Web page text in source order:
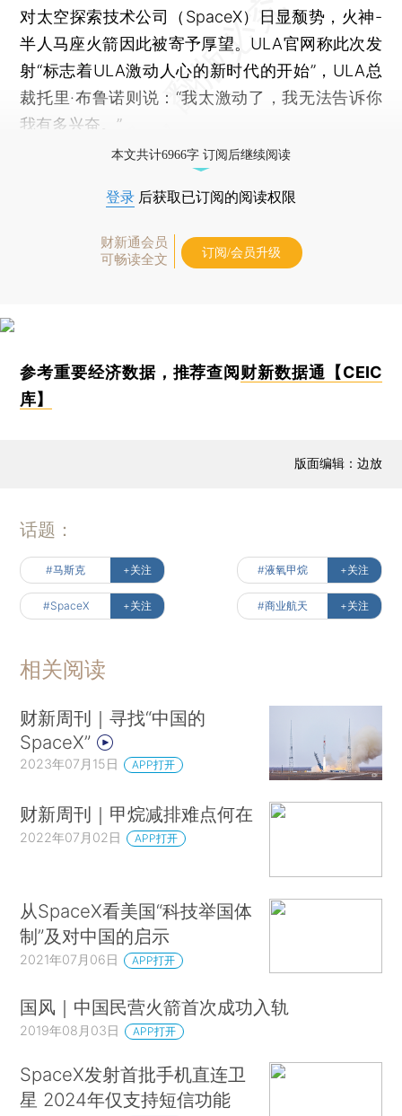
对太空探索技术公司（SpaceX）日显颓势，火神-
半人马座火箭因此被寄予厚望。ULA官网称此次发
射“标志着ULA激动人心的新时代的开始”，ULA总
裁托里·布鲁诺则说：“我太激动了，我无法告诉你
我有多兴奋。”
本文共计6966字 订阅后继续阅读
登录 后获取已订阅的阅读权限
财新通会员
可畅读全文
订阅/会员升级
参考重要经济数据，推荐查阅 财新数据通【CEIC
库】
版面编辑：边放
话题：
#马斯克 +关注 #液氧甲烷 +关注
#SpaceX +关注 #商业航天 +关注
相关阅读
财新周刊｜寻找“中国的
SpaceX”
2023年07月15日 APP打开
财新周刊｜甲烷减排难点何在
2022年07月02日 APP打开
从SpaceX看美国“科技举国体
制”及对中国的启示
2021年07月06日 APP打开
国风｜中国民营火箭首次成功入轨
2019年08月03日 APP打开
SpaceX发射首批手机直连卫
星 2024年仅支持短信功能